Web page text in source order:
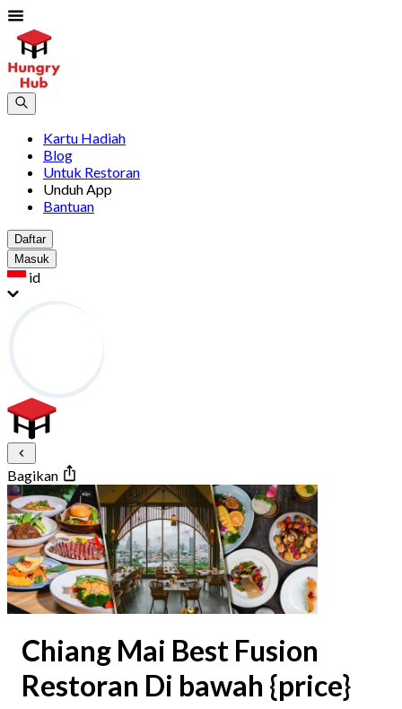
Kartu Hadiah
Blog
Untuk Restoran
Unduh App
Bantuan
Daftar
Masuk
id
Bagikan
Chiang Mai Best Fusion
Restoran Di bawah {price}